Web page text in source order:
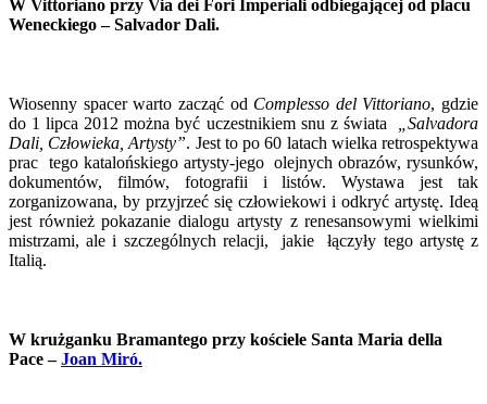
W Vittoriano przy Via dei Fori Imperiali odbiegającej od placu
Weneckiego – Salvador Dali.
Wiosenny spacer warto zacząć od Complesso del Vittoriano, gdzie
do 1 lipca 2012 można być uczestnikiem snu z świata
„Salvadora
Dali, Człowieka, Artysty”. Jest to po 60 latach wielka retrospektywa
prac tego katalońskiego artysty-jego olejnych obrazów, rysunków,
dokumentów, filmów, fotografii i listów. Wystawa jest tak
zorganizowana, by przyjrzeć się człowiekowi i odkryć artystę. Ideą
jest również pokazanie dialogu artysty z renesansowymi wielkimi
mistrzami, ale i szczególnych relacji, jakie łączyły tego artystę z
Italią.
W krużganku Bramantego przy kościele Santa Maria della
Pace –Joan Miró.